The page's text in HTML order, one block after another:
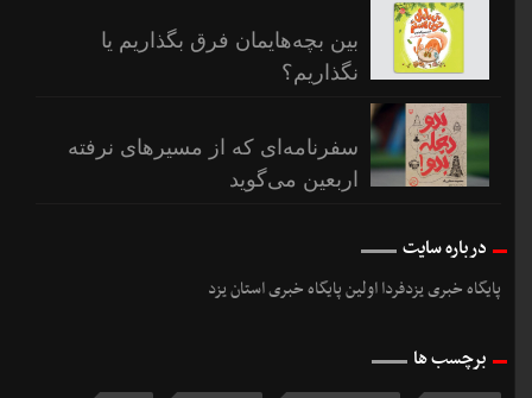
بین بچه‌هایمان فرق بگذاریم یا
نگذاریم؟
سفرنامه‌ای که از مسیرهای نرفته
اربعین می‌گوید
درباره سایت
پایگاه خبری یزدفردا اولین پایگاه خبری استان یزد
برچسب ها